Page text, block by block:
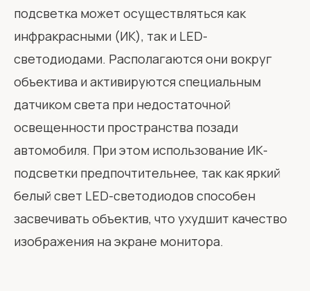
подсветка может осуществляться как
инфракрасными (ИК), так и LED-
светодиодами. Располагаются они вокруг
объектива и активируются специальным
датчиком света при недостаточной
освещенности пространства позади
автомобиля. При этом использование ИК-
подсветки предпочтительнее, так как яркий
белый свет LED-светодиодов способен
засвечивать объектив, что ухудшит качество
изображения на экране монитора.